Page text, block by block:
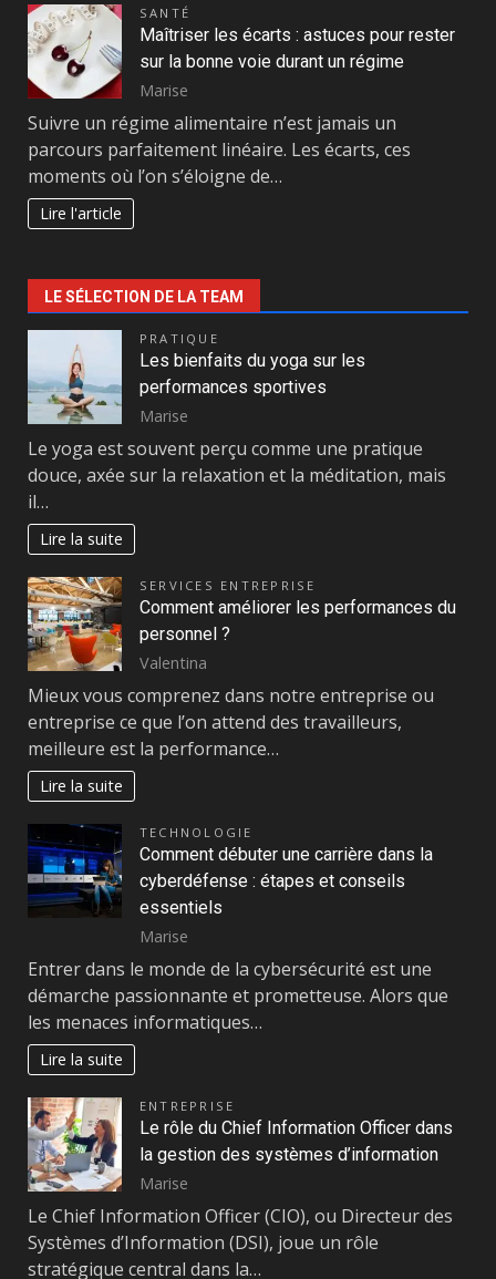
SANTÉ
Maîtriser les écarts : astuces pour rester
sur la bonne voie durant un régime
Marise
Suivre un régime alimentaire n’est jamais un
parcours parfaitement linéaire. Les écarts, ces
moments où l’on s’éloigne de…
Lire l'article
LE SÉLECTION DE LA TEAM
PRATIQUE
Les bienfaits du yoga sur les
performances sportives
Marise
Le yoga est souvent perçu comme une pratique
douce, axée sur la relaxation et la méditation, mais
il…
Lire la suite
SERVICES ENTREPRISE
Comment améliorer les performances du
personnel ?
Valentina
Mieux vous comprenez dans notre entreprise ou
entreprise ce que l’on attend des travailleurs,
meilleure est la performance…
Lire la suite
TECHNOLOGIE
Comment débuter une carrière dans la
cyberdéfense : étapes et conseils
essentiels
Marise
Entrer dans le monde de la cybersécurité est une
démarche passionnante et prometteuse. Alors que
les menaces informatiques…
Lire la suite
ENTREPRISE
Le rôle du Chief Information Officer dans
la gestion des systèmes d’information
Marise
Le Chief Information Officer (CIO), ou Directeur des
Systèmes d’Information (DSI), joue un rôle
stratégique central dans la…